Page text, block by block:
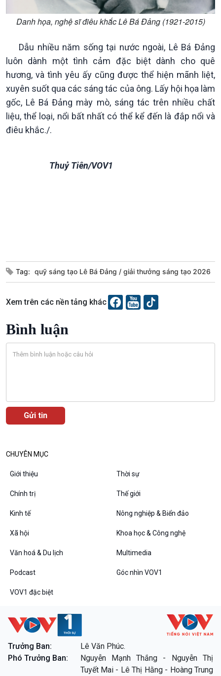
Bình luận
10 phút Sự kiện - Luận bàn
Câu chuyện thời sự
Dòng chảy sự kiện
Đối thoại
Diễn đàn chủ nhật
VOV1 đặc biệt
Các chương trình đặc biệt
Danh họa, nghệ sĩ điêu khắc Lê Bá Đảng (1921-2015)
Dẫu nhiều năm sống tại nước ngoài, Lê Bá Đảng
luôn dành một tình cảm đặc biệt dành cho quê
hương, và tình yêu ấy cũng được thể hiện mãnh liệt,
xuyên suốt qua các sáng tác của ông. Lấy hội họa làm
gốc, Lê Bá Đảng mày mò, sáng tác trên nhiều chất
liệu, thể loại, nổi bất nhất có thể kể đến là đắp nổi và
điêu khắc./.
Thuỷ Tiên/VOV1
Tag: quỹ sáng tạo Lê Bá Đảng giải thưởng sáng tạo 2026
Xem trên các nền tảng khác
Bình luận
CHUYÊN MỤC
Giới thiệu Thời sự
Chính trị Thế giới
Kinh tế Nông nghiệp & Biển đảo
Xã hội Khoa học & Công nghệ
Văn hoá & Du lịch Multimedia
Podcast Góc nhìn VOV1
VOV1 đặc biệt
Trưởng Ban:
Lê Văn Phúc.
Phó Trưởng Ban:
Nguyễn Mạnh Thắng - Nguyễn Thị
Tuyết Mai - Lê Thị Hằng - Hoàng Trung